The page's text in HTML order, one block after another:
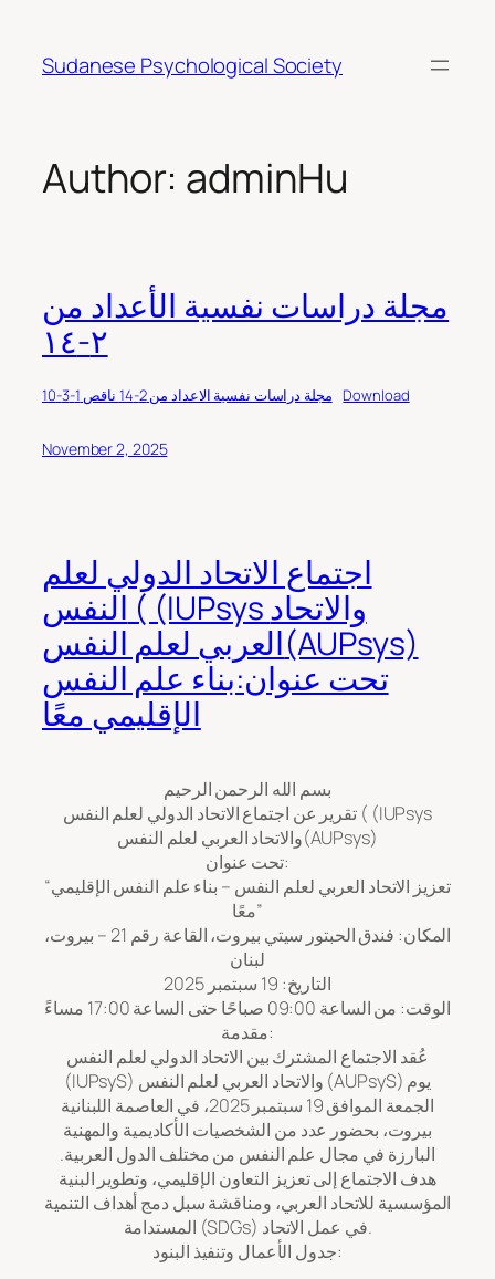
content
Sudanese Psychological Society
Author: adminHu
مجلة دراسات نفسية الأعداد من
٢-١٤
مجلة دراسات نفسية الاعداد من 2-14 ناقص 1-3-10 Download
November 2, 2025
اجتماع الاتحاد الدولي لعلم
النفس ( (IUPsys والاتحاد
العربي لعلم النفس(AUPsys)
تحت عنوان:بناء علم النفس
الإقليمي معًا
بسم الله الرحمن الرحيم
تقرير عن اجتماع الاتحاد الدولي لعلم النفس ( (IUPsys
والاتحاد العربي لعلم النفس(AUPsys)
تحت عنوان:
“تعزيز الاتحاد العربي لعلم النفس – بناء علم النفس الإقليمي
معًا”
المكان: فندق الحبتور سيتي بيروت، القاعة رقم 21 – بيروت،
لبنان
التاريخ: 19 سبتمبر 2025
الوقت: من الساعة 09:00 صباحًا حتى الساعة 17:00 مساءً
مقدمة:
عُقد الاجتماع المشترك بين الاتحاد الدولي لعلم النفس
(IUPsyS) والاتحاد العربي لعلم النفس (AUPsyS) يوم
الجمعة الموافق 19 سبتمبر 2025، في العاصمة اللبنانية
بيروت، بحضور عدد من الشخصيات الأكاديمية والمهنية
البارزة في مجال علم النفس من مختلف الدول العربية.
هدف الاجتماع إلى تعزيز التعاون الإقليمي، وتطوير البنية
المؤسسية للاتحاد العربي، ومناقشة سبل دمج أهداف التنمية
المستدامة (SDGs) في عمل الاتحاد.
جدول الأعمال وتنفيذ البنود: